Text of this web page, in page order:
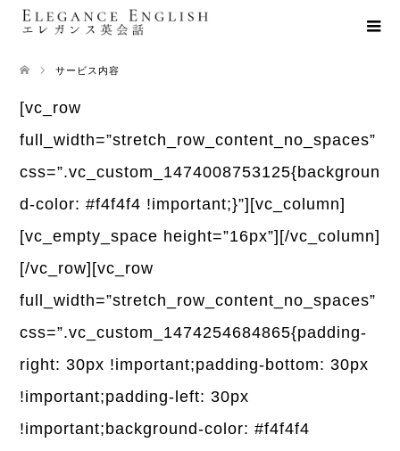
サービス内容
[vc_row
full_width=”stretch_row_content_no_spaces”
css=”.vc_custom_1474008753125{backgroun
d-color: #f4f4f4 !important;}”][vc_column]
[vc_empty_space height=”16px”][/vc_column]
[/vc_row][vc_row
full_width=”stretch_row_content_no_spaces”
css=”.vc_custom_1474254684865{padding-
right: 30px !important;padding-bottom: 30px
!important;padding-left: 30px
!important;background-color: #f4f4f4